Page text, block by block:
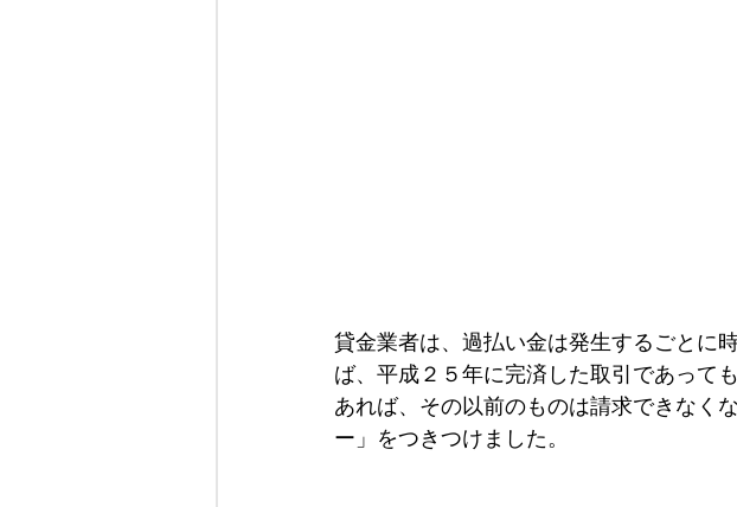
貸金業者は、過払い金は発生するごとに
ば、平成２５年に完済した取引であって
あれば、その以前のものは請求できなく
ー」をつきつけました。